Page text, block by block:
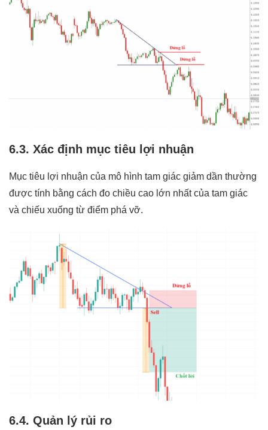
6.3. Xác định mục tiêu lợi nhuận
Mục tiêu lợi nhuận của mô hình tam giác giảm dần thường
được tính bằng cách đo chiều cao lớn nhất của tam giác
và chiếu xuống từ điểm phá vỡ.
6.4. Quản lý rủi ro